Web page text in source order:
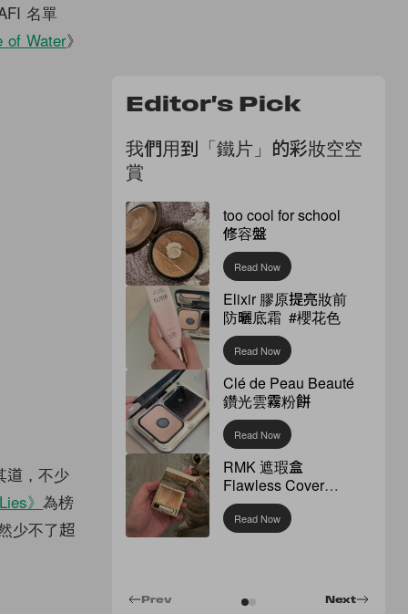
名單
of Water》
道，不少
》為榜
少不了超
Editor's Pick
我們用到「鐵片」的彩妝空空
賞
too cool for school
修容盤
Read Now
Elixir 膠原提亮妝前
防曬底霜 #櫻花色
Read Now
Clé de Peau Beauté
鑽光雲霧粉餅
Read Now
RMK 遮瑕盒
Flawless Cover
Concealer
Read Now
Next
Prev